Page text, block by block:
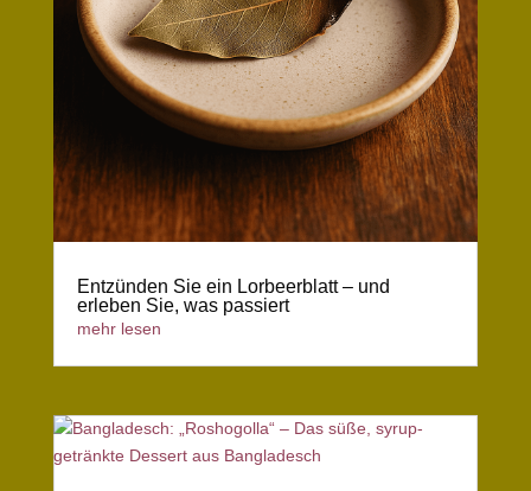
Entzünden Sie ein Lorbeerblatt – und
erleben Sie, was passiert
mehr lesen